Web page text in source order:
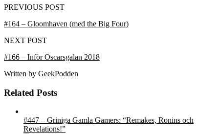
PREVIOUS POST
#164 – Gloomhaven (med the Big Four)
NEXT POST
#166 – Inför Oscarsgalan 2018
Written by GeekPodden
Related Posts
#447 – Griniga Gamla Gamers: “Remakes, Ronins och
Revelations!”